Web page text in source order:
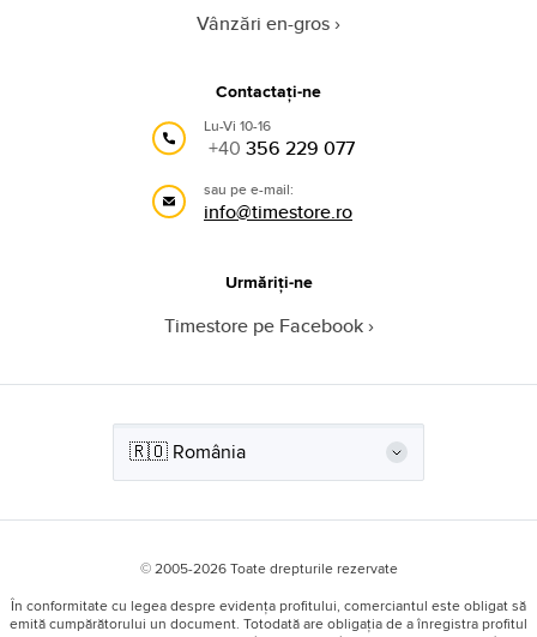
Vânzări en-gros
Contactați-ne
Lu-Vi 10-16
+40 356 229 077
sau pe e-mail:
info@timestore.ro
Urmăriți-ne
Timestore pe Facebook
© 2005-2026 Toate drepturile rezervate
În conformitate cu legea despre evidența profitului, comerciantul este obligat să
emită cumpărătorului un document. Totodată are obligația de a înregistra profitul